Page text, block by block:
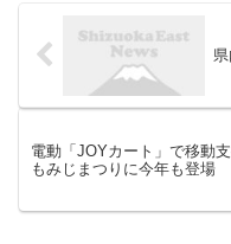
法人会一般聴講無料 熱...
電動「JOYカート」で移動
もみじまつりに今年も登場